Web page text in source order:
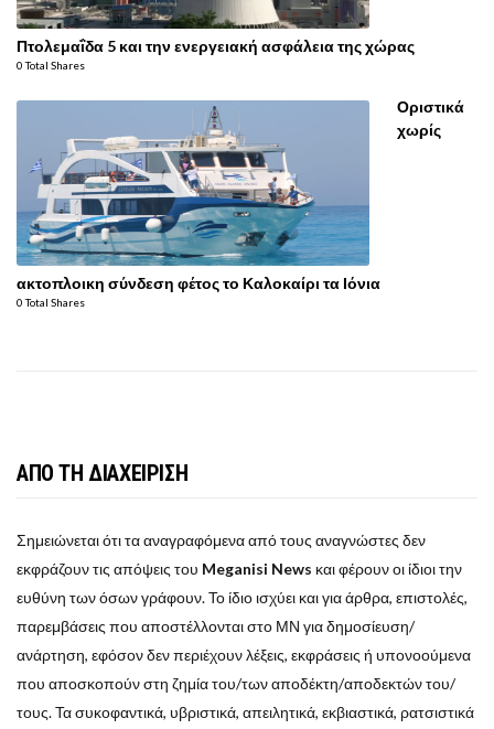
Πτολεμαΐδα 5 και την ενεργειακή ασφάλεια της χώρας
0 Total Shares
Οριστικά
χωρίς
ακτοπλοικη σύνδεση φέτος το Καλοκαίρι τα Ιόνια
0 Total Shares
ΑΠΟ ΤΗ ΔΙΑΧΕΙΡΙΣΗ
Σημειώνεται ότι τα αναγραφόμενα από τους αναγνώστες δεν
εκφράζουν τις απόψεις του Meganisi News και φέρουν οι ίδιοι την
ευθύνη των όσων γράφουν. Το ίδιο ισχύει και για άρθρα, επιστολές,
παρεμβάσεις που αποστέλλονται στο ΜΝ για δημοσίευση/
ανάρτηση, εφόσον δεν περιέχουν λέξεις, εκφράσεις ή υπονοούμενα
που αποσκοπούν στη ζημία του/των αποδέκτη/αποδεκτών του/
τους. Τα συκοφαντικά, υβριστικά, απειλητικά, εκβιαστικά, ρατσιστικά